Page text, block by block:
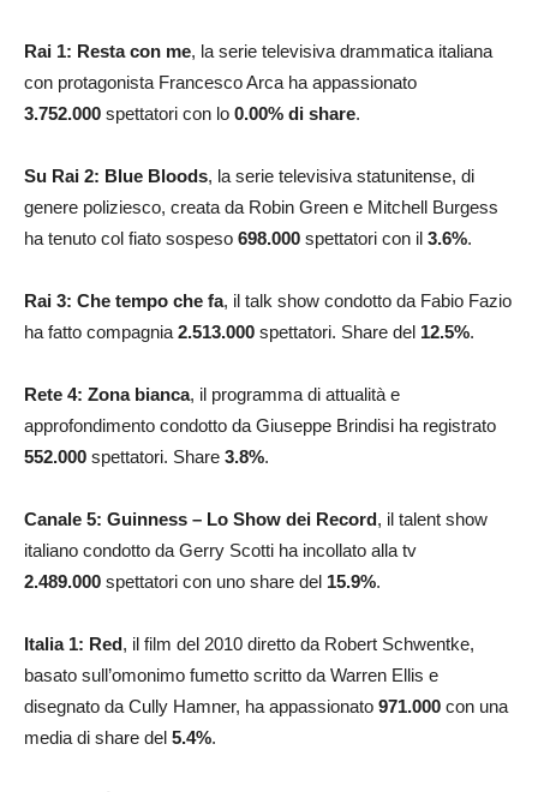
Rai 1: Resta con me, la serie televisiva drammatica italiana
con protagonista Francesco Arca ha appassionato
3.752.000 spettatori con lo 0.00% di share.
Su Rai 2: Blue Bloods, la serie televisiva statunitense, di
genere poliziesco, creata da Robin Green e Mitchell Burgess
ha tenuto col fiato sospeso 698.000 spettatori con il 3.6%.
Rai 3: Che tempo che fa, il talk show condotto da Fabio Fazio
ha fatto compagnia 2.513.000 spettatori. Share del 12.5%.
Rete 4: Zona bianca, il programma di attualità e
approfondimento condotto da Giuseppe Brindisi ha registrato
552.000 spettatori. Share 3.8%.
Canale 5: Guinness – Lo Show dei Record, il talent show
italiano condotto da Gerry Scotti ha incollato alla tv
2.489.000 spettatori con uno share del 15.9%.
Italia 1: Red, il film del 2010 diretto da Robert Schwentke,
basato sull’omonimo fumetto scritto da Warren Ellis e
disegnato da Cully Hamner, ha appassionato 971.000 con una
media di share del 5.4%.